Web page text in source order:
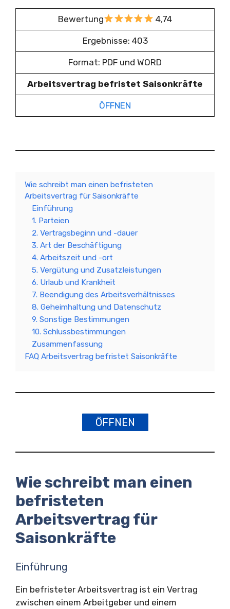
Bewertung 4,74
Ergebnisse: 403
Format: PDF und WORD
Arbeitsvertrag befristet Saisonkräfte
ÖFFNEN
Wie schreibt man einen befristeten
Arbeitsvertrag für Saisonkräfte
Einführung
1. Parteien
2. Vertragsbeginn und -dauer
3. Art der Beschäftigung
4. Arbeitszeit und -ort
5. Vergütung und Zusatzleistungen
6. Urlaub und Krankheit
7. Beendigung des Arbeitsverhältnisses
8. Geheimhaltung und Datenschutz
9. Sonstige Bestimmungen
10. Schlussbestimmungen
Zusammenfassung
FAQ Arbeitsvertrag befristet Saisonkräfte
ÖFFNEN
Wie schreibt man einen
befristeten
Arbeitsvertrag für
Saisonkräfte
Einführung
Ein befristeter Arbeitsvertrag ist ein Vertrag
zwischen einem Arbeitgeber und einem